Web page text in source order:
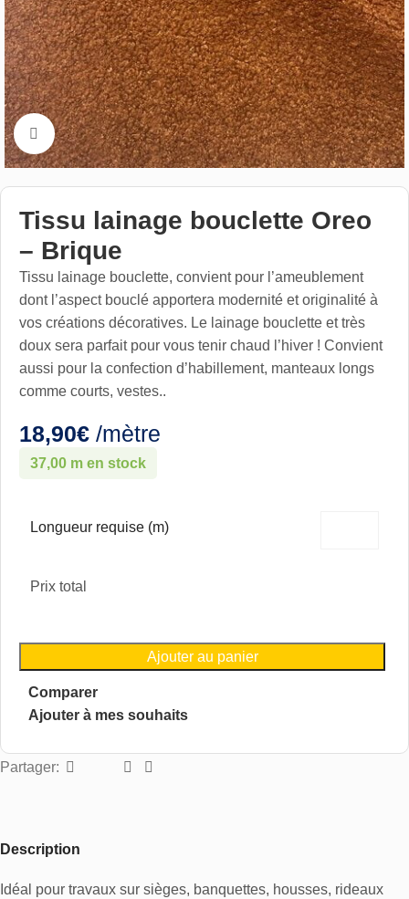
Cliquez pour aggrandir
Tissu lainage bouclette Oreo
– Brique
Tissu lainage bouclette, convient pour l’ameublement
dont l’aspect bouclé apportera modernité et originalité à
vos créations décoratives. Le lainage bouclette et très
doux sera parfait pour vous tenir chaud l’hiver ! Convient
aussi pour la confection d’habillement, manteaux longs
comme courts, vestes..
18,90€ /mètre
37,00 m en stock
Longueur requise (m)
Prix total
Ajouter au panier
Comparer
Ajouter à mes souhaits
Partager:
Description
Idéal pour travaux sur sièges, banquettes, housses, rideaux